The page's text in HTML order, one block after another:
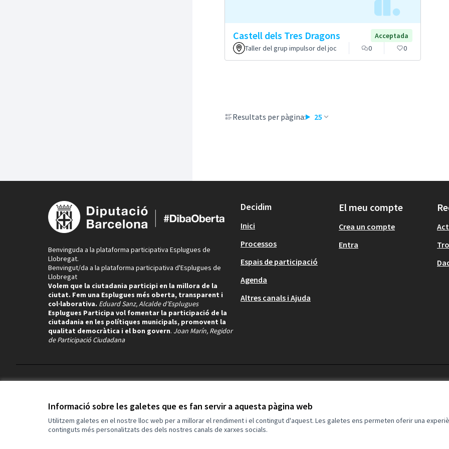
Informació sobre les galetes que es fan servir a aquesta pàgina web
Utilitzem galetes en el nostre lloc web per a millorar el rendiment i el contingut d'aquest. Les galetes ens permeten oferir una
continguts més personalitzats des dels nostres canals de xarxes socials.
Castell dels Tres Dragons
Acceptada
Taller del grup impulsor del joc
0 0
Resultats per pàgina: 25
Benvinguda a la plataforma participativa Esplugues de
Llobregat.
Benvingut/da a la plataforma participativa d'Esplugues de
Llobregat
Volem que la ciutadania participi en la millora de la
ciutat. Fem una Esplugues més oberta, transparent i
col·laborativa. Eduard Sanz, Alcalde d'Esplugues
Esplugues Participa vol fomentar la participació de la
ciutadania en les polítiques municipals, promovent la
qualitat democràtica i el bon govern. Joan Marín, Regidor
de Participació Ciudadana
Decidim
Inici
Processos
Espais de participació
Agenda
Altres canals i Ajuda
El meu compte
Crea un compte
Entra
(Enllaç extern)